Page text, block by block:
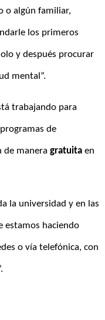
o algún familiar,
los primeros
y después procurar
mental”.
trabajando para
de
de manera gratuita en
la universidad y en las
estamos haciendo
o vía telefónica, con